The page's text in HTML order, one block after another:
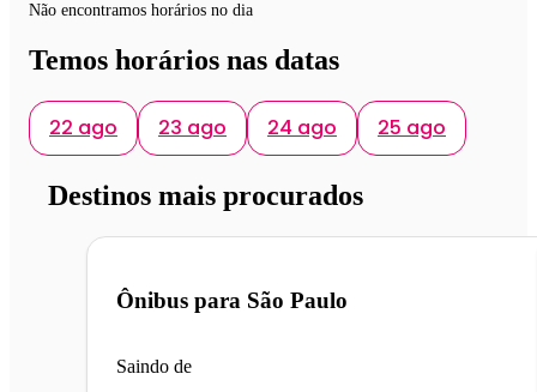
Não encontramos horários no dia
Temos horários nas datas
22 ago 23 ago 24 ago 25 ago
Destinos mais procurados
Ônibus para São Paulo
Saindo de